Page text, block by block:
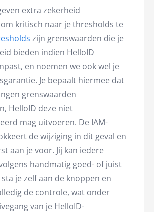
extra zekerheid
kritisch naar je thresholds te
zijn grenswaarden die je
bieden indien HelloID
en noemen we ook wel je
Je bepaalt hiermee dat
grenswaarden
HelloID deze niet
mag uitvoeren. De IAM-
de wijziging in dit geval en
aan je voor. Jij kan iedere
handmatig goed- of juist
je zelf aan de knoppen en
de controle, wat onder
van je HelloID-